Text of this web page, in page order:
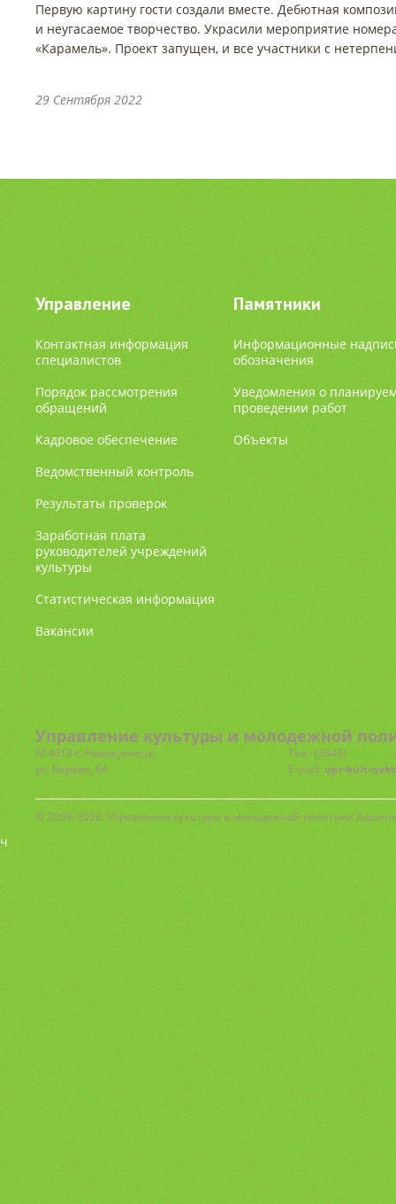
Первую картину гости создали вместе. Дебютная
и неугасаемое творчество. Украсили мероприятие
«Карамель». Проект запущен, и все участники с
29 Сентября 2022
Управление
Контактная информация
специалистов
Порядок рассмотрения
обращений
Кадровое обеспечение
Ведомственный контроль
Результаты проверок
Заработная плата
руководителей учреждений
культуры
Статистическая информация
Вакансии
Памятники
Информационные
обозначения
Уведомления о
проведении работ
Объекты
Управление культуры и молодежной
654018 г. Новокузнецк,
ул. Кирова, 64
Тел.: (3843)
E-mail: upr-kult-
© 2009–2026. Управление культуры и молодежной политики
ч